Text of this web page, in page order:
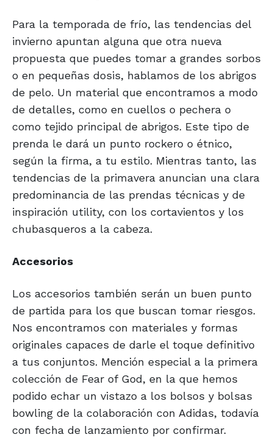
Para la temporada de frío, las tendencias del
invierno apuntan alguna que otra nueva
propuesta que puedes tomar a grandes sorbos
o en pequeñas dosis, hablamos de los abrigos
de pelo. Un material que encontramos a modo
de detalles, como en cuellos o pechera o
como tejido principal de abrigos. Este tipo de
prenda le dará un punto rockero o étnico,
según la firma, a tu estilo. Mientras tanto, las
tendencias de la primavera anuncian una clara
predominancia de las prendas técnicas y de
inspiración utility, con los cortavientos y los
chubasqueros a la cabeza.
Accesorios
Los accesorios también serán un buen punto
de partida para los que buscan tomar riesgos.
Nos encontramos con materiales y formas
originales capaces de darle el toque definitivo
a tus conjuntos. Mención especial a la primera
colección de Fear of God, en la que hemos
podido echar un vistazo a los bolsos y bolsas
bowling de la colaboración con Adidas, todavía
con fecha de lanzamiento por confirmar.